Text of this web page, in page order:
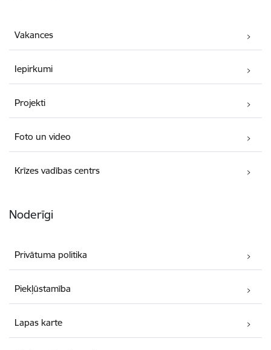
Vakances
Iepirkumi
Projekti
Foto un video
Krīzes vadības centrs
Noderīgi
Privātuma politika
Piekļūstamība
Lapas karte